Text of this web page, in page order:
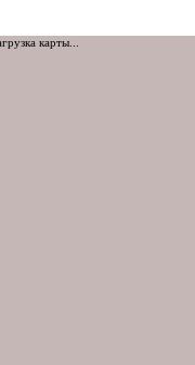
карты...